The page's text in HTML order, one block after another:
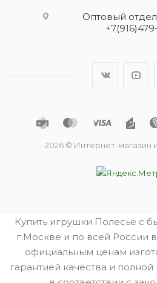
Оптовый
2026 © Интернет-магазин
Купить игрушки Полесье с
г.Москве и по всей России
официальным ценам
гарантией качества и